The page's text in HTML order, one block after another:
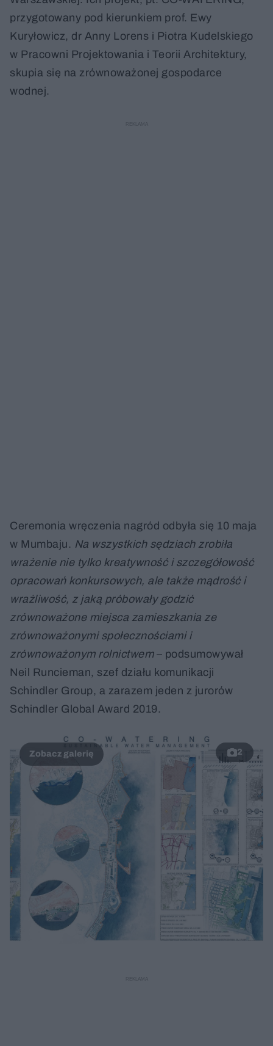
przygotowany pod kierunkiem prof. Ewy
Kuryłowicz, dr Anny Lorens i Piotra Kudelskiego
w Pracowni Projektowania i Teorii Architektury,
skupia się na zrównoważonej gospodarce
wodnej.
Ceremonia wręczenia nagród odbyła się 10 maja
w Mumbaju. Na wszystkich sędziach zrobiła
wrażenie nie tylko kreatywność i szczegółowość
opracowań konkursowych, ale także mądrość i
wrażliwość, z jaką próbowały godzić
zrównoważone miejsca zamieszkania ze
zrównoważonymi społecznościami i
zrównoważonym rolnictwem – podsumowywał
Neil Runcieman, szef działu komunikacji
Schindler Group, a zarazem jeden z jurorów
Schindler Global Award 2019.
2